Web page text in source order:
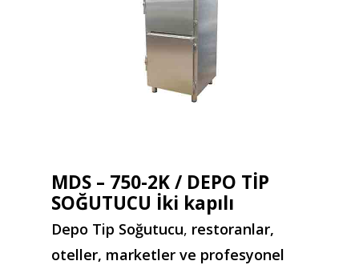
MDS – 750-2K / DEPO TİP
SOĞUTUCU İki kapılı
Depo Tip Soğutucu, restoranlar,
oteller, marketler ve profesyonel